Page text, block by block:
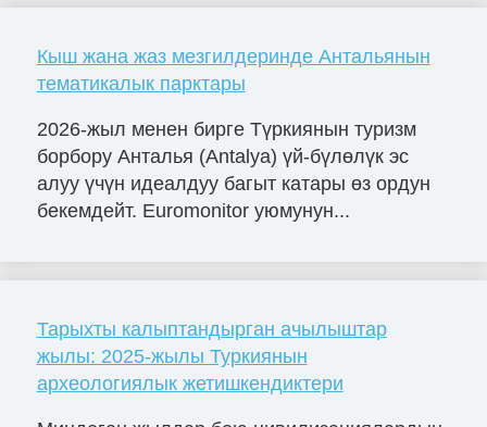
Кыш жана жаз мезгилдеринде Антальянын
тематикалык парктары
2026-жыл менен бирге Түркиянын туризм
борбору Анталья (Antalya) үй-бүлөлүк эс
алуу үчүн идеалдуу багыт катары өз ордун
бекемдейт. Euromonitor уюмунун...
Тарыхты калыптандырган ачылыштар
жылы: 2025-жылы Туркиянын
археологиялык жетишкендиктери